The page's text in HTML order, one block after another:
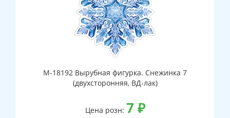
М-18192 Вырубная фигурка. Снежинка 7
(двухсторонняя, ВД-лак)
Цена розн: 7 ₽